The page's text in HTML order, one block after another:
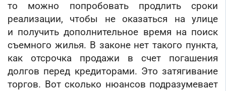
то можно попробовать продлить сроки
реализации, чтобы не оказаться на улице
и получить дополнительное время на поиск
съемного жилья. В законе нет такого пункта,
как отсрочка продажи в счет погашения
долгов перед кредиторами. Это затягивание
торгов. Вот сколько нюансов подразумевает